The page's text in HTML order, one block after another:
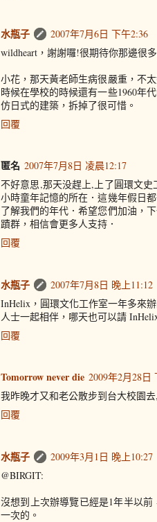
水瓶子
2007年7月6日 下午2:36
wildheart，謝謝囉!很期待你那邊很
小花，那天黃老師生病很嚴重，不
時候在學校的時候還有一些1960年
仿日式的建築，拆掉了很可惜。
回覆
匿名 2007年7月8日 凌晨12:17
不好意思,那天没趕上,上了圓環文
小時童年記憶的所在．這幾年假日
了解我們的年代．希望您們加油，
蹟群，相信會更多人支持．
回覆
水瓶子
2007年7月8日 晚上11:12
InHelix，圓環文化工作室一年多來
人士一起相伴，哪天也可以請
回覆
Tomorrow never die 2009年2月28日
我昨晚才又和老公散步到台大校園
回覆
水瓶子
2009年3月1日 晚上10:27
@BIRGIT:
沒想到上次辦導覽已經是1年半以
一次的。